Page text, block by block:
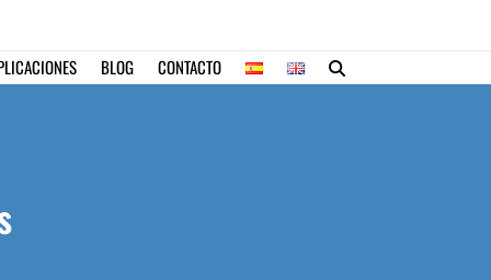
BLOG CONTACTO